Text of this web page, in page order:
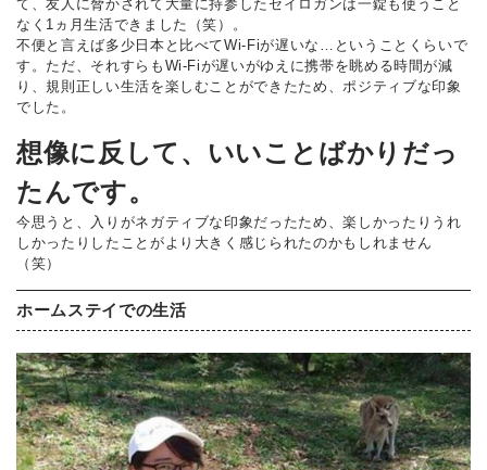
て、友人に脅かされて大量に持参したセイロガンは一錠も使うこと
なく1ヵ月生活できました（笑）。
不便と言えば多少日本と比べてWi-Fiが遅いな…ということくらいで
す。ただ、それすらもWi-Fiが遅いがゆえに携帯を眺める時間が減
り、規則正しい生活を楽しむことができたため、ポジティブな印象
でした。
想像に反して、いいことばかりだっ
たんです。
今思うと、入りがネガティブな印象だったため、楽しかったりうれ
しかったりしたことがより大きく感じられたのかもしれません
（笑）
ホームステイでの生活